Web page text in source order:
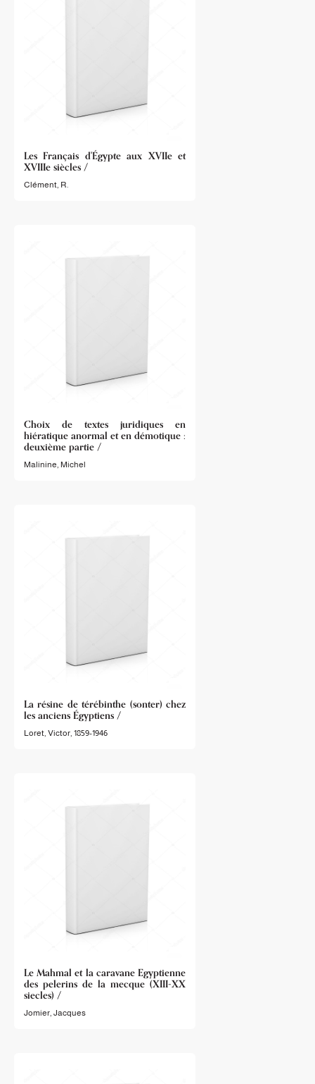
Les Français d'Égypte aux XVIIe et
XVIIIe siècles /
Clément, R.
Choix de textes juridiques en
hiératique anormal et en démotique :
deuxième partie /
Malinine, Michel
La résine de térébinthe (sonter) chez
les anciens Égyptiens /
Loret, Victor, 1859-1946
Le Mahmal et la caravane Egyptienne
des pelerins de la mecque (XIII-XX
siecles) /
Jomier, Jacques